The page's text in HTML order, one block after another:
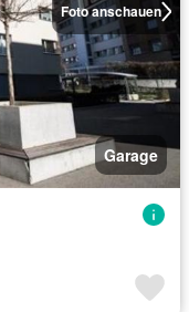
Foto anschauen
Garage